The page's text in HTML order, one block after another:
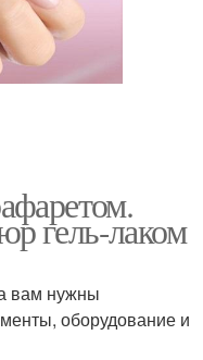
гель-лаком
вам нужны
оборудование и